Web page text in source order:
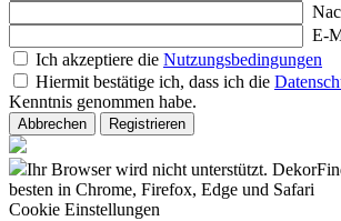
E-
Ich akzeptiere die Nutzungsbedingungen
Hiermit bestätige ich, dass ich die
Kenntnis genommen habe.
Abbrechen Registrieren
Ihr Browser wird nicht unterstützt.
besten in Chrome, Firefox, Edge und Safari
Cookie Einstellungen